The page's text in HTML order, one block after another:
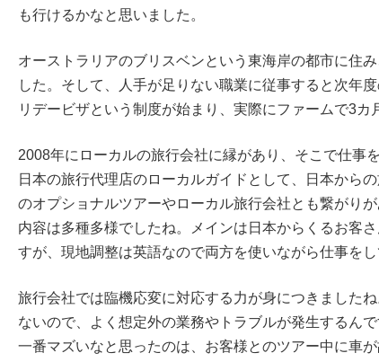
も行けるかなと思いました。
オーストラリアのブリスベンという東海岸の都市に住
した。そして、人手が足りない職業に従事すると次年
リデービザという制度が始まり、実際にファームで3カ
2008年にローカルの旅行会社に縁があり、そこで仕事
日本の旅行代理店のローカルガイドとして、日本から
のオプショナルツアーやローカル旅行会社とも繋がり
内容は多種多様でしたね。メインは日本からくるお客
すが、現地調整は英語なので両方を使いながら仕事をし
旅行会社では臨機応変に対応する力が身につきました
ないので、よく想定外の業務やトラブルが発生するんで
一番マズいなと思ったのは、お客様とのツアー中に車